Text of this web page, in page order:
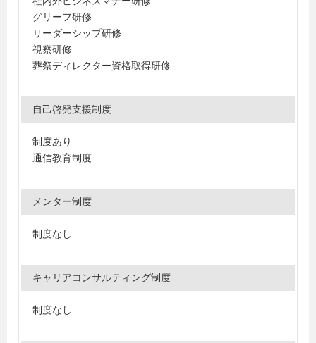
グリーフ研修
リーダーシップ研修
視察研修
葬祭ディレクター資格取得研修
自己啓発支援制度
制度あり
通信教育制度
メンター制度
制度なし
キャリアコンサルティング制度
制度なし